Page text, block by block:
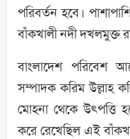
পরিবর্তন হবে।
বাঁকখালী নদী দখলমুক্ত
বাংলাদেশ পরিবেশ
সম্পাদক করিম উল্লাহ
মোহনা থেকে উৎপত্তি
করে রেখেছিল এই